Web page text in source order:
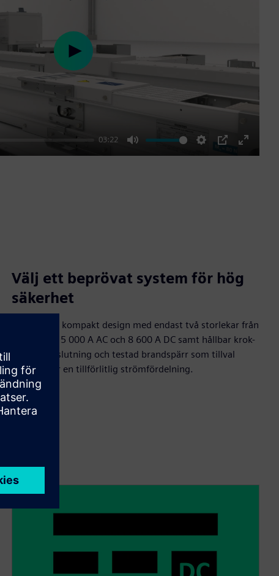
03:22
Mute Settings
PIP
Enter
Play
Välj ett beprövat system för hög
säkerhet
Robust och kompakt design med endast två storlekar från
1 100 A till 5 000 A AC och 8 600 A DC samt hållbar krok-
och bultanslutning och testad brandspärr som tillval
säkerställer en tillförlitlig strömfördelning.